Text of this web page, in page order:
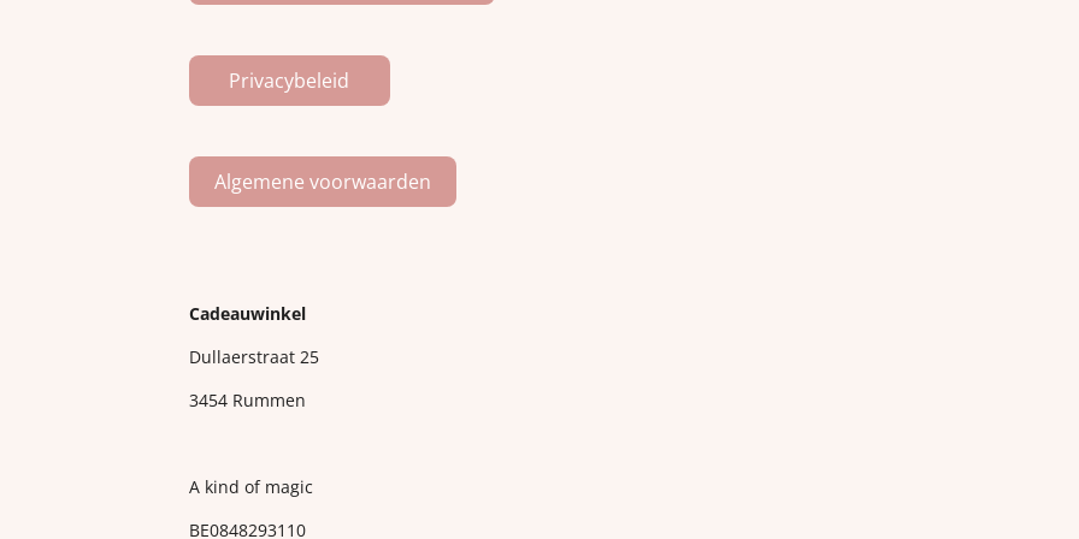
Privacybeleid
Algemene voorwaarden
Cadeauwinkel
Dullaerstraat 25
3454 Rummen
A kind of magic
BE0848293110